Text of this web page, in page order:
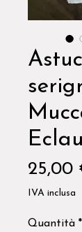
25,00
IVA inclusa
Quantità *